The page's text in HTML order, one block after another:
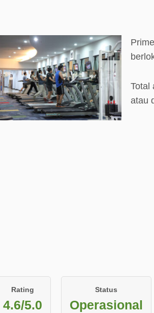
Total
atau
Rating
4.6/5.0
Status
Operasional